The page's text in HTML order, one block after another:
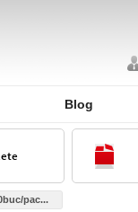
Blog
pac...